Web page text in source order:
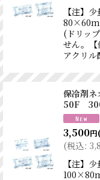
【注】
(ドリッ
せん。【
アクリ
保冷剤
50F
3,500円
(税込:
【注】